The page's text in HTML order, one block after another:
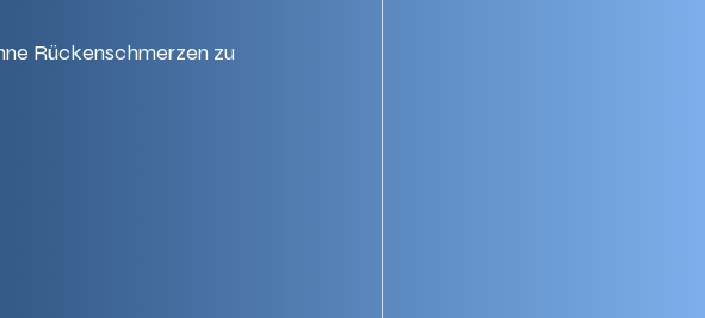
Rückenschmerzen zu